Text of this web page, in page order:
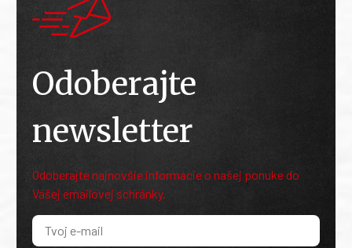
Odoberajte
newsletter
Odoberajte najnovšie informácie o našej ponuke do
Vašej emailovej schránky.